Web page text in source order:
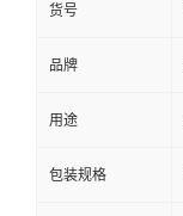
货号
品牌
用途
包装规格